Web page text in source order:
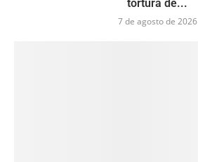
tortura de...
7 de agosto de 2026